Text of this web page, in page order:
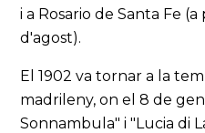
i a Rosario de Santa Fe
d'agost).
El 1902 va tornar a la
madrileny, on el 8 de
Sonnambula" i "Lucia di